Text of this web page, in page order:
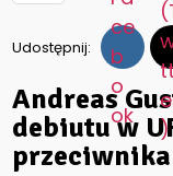
Udostępnij:
Andreas
debiutu w
przeciwnika